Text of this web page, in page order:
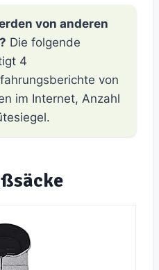
von anderen
Die folgende
4
von
im Internet, Anzahl